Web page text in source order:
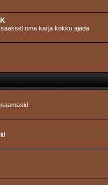
oma karja kokku ajada